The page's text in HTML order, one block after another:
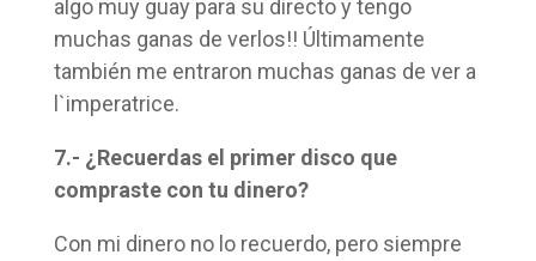
algo muy guay para su directo y tengo
muchas ganas de verlos!! Últimamente
también me entraron muchas ganas de ver a
l`imperatrice.
7.- ¿Recuerdas el primer disco que
compraste con tu dinero?
Con mi dinero no lo recuerdo, pero siempre